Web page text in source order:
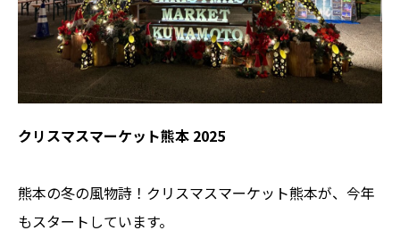
クリスマスマーケット熊本 2025
熊本の冬の風物詩！クリスマスマーケット熊本が、今年
もスタートしています。